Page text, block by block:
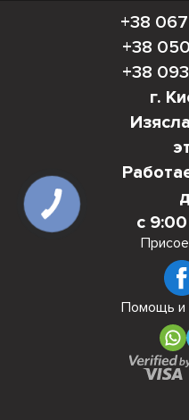
+38
+38
+38
г.
с
Помощь и